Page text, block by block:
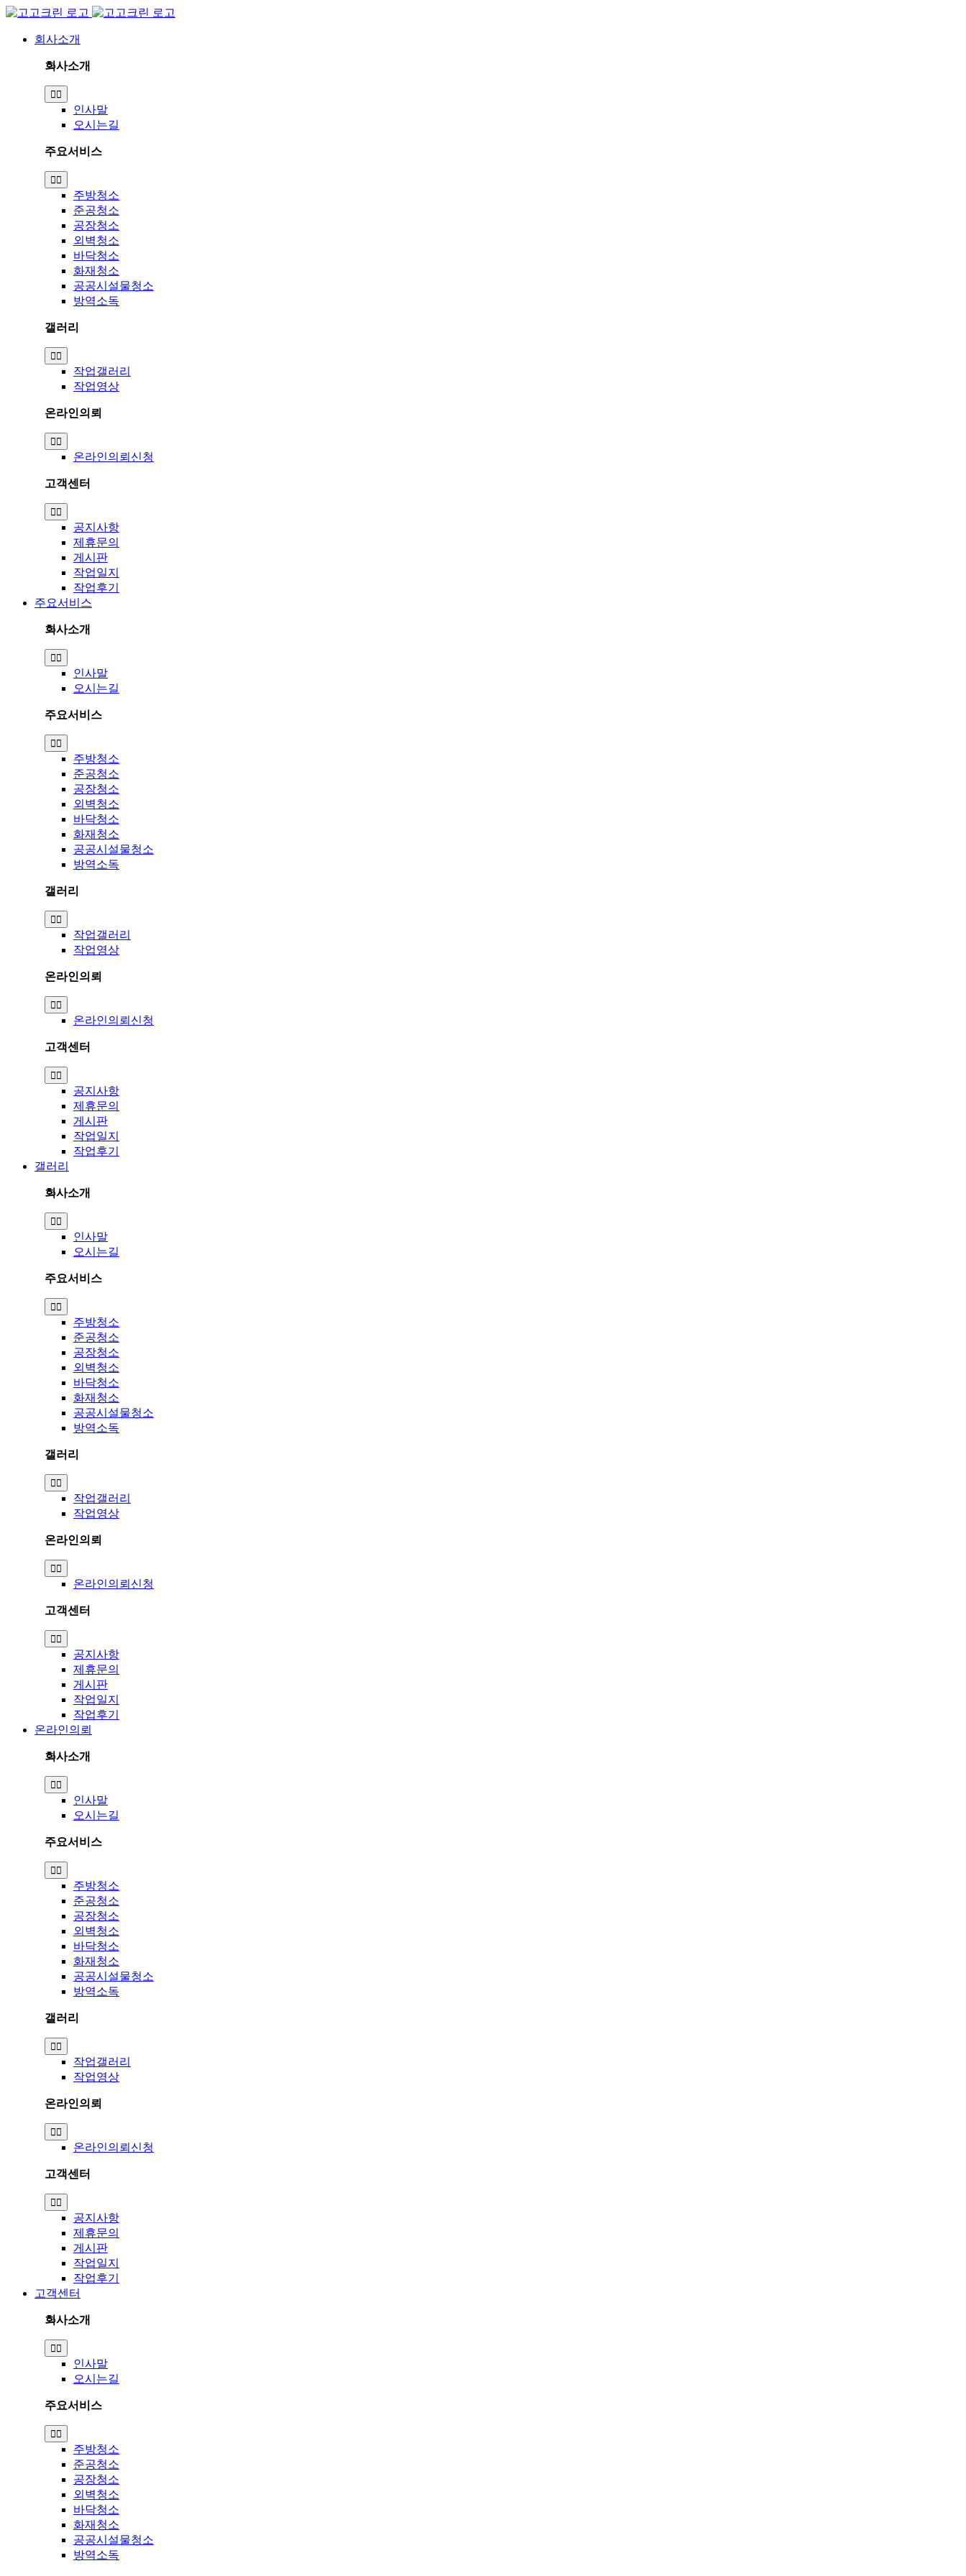
Skip
content회사소개
회사소개
Toggle
Navigation
인사말
오시는길
주요서비스
Toggle
Navigation
주방청소
준공청소
공장청소
외벽청소
바닥청소
화재청소
공공시설물청소
방역소독
갤러리
Toggle
Navigation
작업갤러리
작업영상
온라인의뢰
Toggle
Navigation
온라인의뢰신청
고객센터
Toggle
Navigation
공지사항
제휴문의
게시판
작업일지
작업후기
주요서비스
회사소개
Toggle
Navigation
인사말
오시는길
주요서비스
Toggle
Navigation
주방청소
준공청소
공장청소
외벽청소
바닥청소
화재청소
공공시설물청소
방역소독
갤러리
Toggle
Navigation
작업갤러리
작업영상
온라인의뢰
Toggle
Navigation
온라인의뢰신청
고객센터
Toggle
Navigation
공지사항
제휴문의
게시판
작업일지
작업후기
갤러리
회사소개
Toggle
Navigation
인사말
오시는길
주요서비스
Toggle
Navigation
주방청소
준공청소
공장청소
외벽청소
바닥청소
화재청소
공공시설물청소
방역소독
갤러리
Toggle
Navigation
작업갤러리
작업영상
온라인의뢰
Toggle
Navigation
온라인의뢰신청
고객센터
Toggle
Navigation
공지사항
제휴문의
게시판
작업일지
작업후기
온라인의뢰
회사소개
Toggle
Navigation
인사말
오시는길
주요서비스
Toggle
Navigation
주방청소
준공청소
공장청소
외벽청소
바닥청소
화재청소
공공시설물청소
방역소독
갤러리
Toggle
Navigation
작업갤러리
작업영상
온라인의뢰
Toggle
Navigation
온라인의뢰신청
고객센터
Toggle
Navigation
공지사항
제휴문의
게시판
작업일지
작업후기
고객센터
회사소개
Toggle
Navigation
인사말
오시는길
주요서비스
Toggle
Navigation
주방청소
준공청소
공장청소
외벽청소
바닥청소
화재청소
공공시설물청소
방역소독